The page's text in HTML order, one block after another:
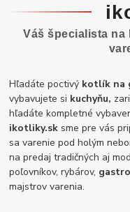
Váš špecialista na
Hľadáte poctivý kotlík na
vybavujete si kuchyňu,
hľadáte kompletné
ikotliky.sk sme pre vás
sa varenie pod holým
na predaj tradičných aj
poľovníkov, rybárov, gastro
majstrov varenia.